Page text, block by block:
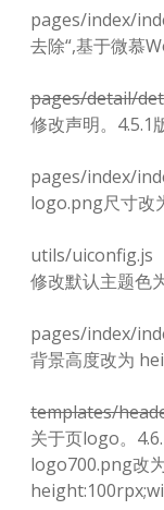
pages/index/
去除“,基于微慕
pages/detail/
修改声明。4.5.1
pages/index/
logo.png尺寸改
utils/uiconfig.js
修改默认主题色
pages/index/
背景高度改为
templates/
关于页logo。
logo700.png改